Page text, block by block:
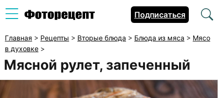
Подписаться
Главная > Рецепты > Вторые блюда > Блюда из мяса > Мясо
в духовке >
Мясной рулет, запеченный